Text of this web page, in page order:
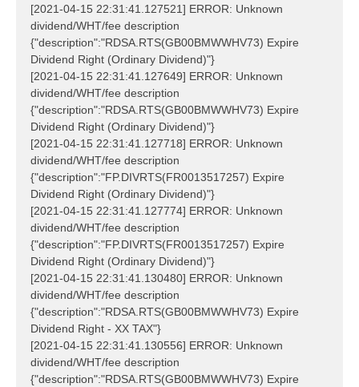
[2021-04-15 22:31:41.127521] ERROR: Unknown
dividend/WHT/fee description
{"description":"RDSA.RTS(GB00BMWWHV73) Expire
Dividend Right (Ordinary Dividend)"}
[2021-04-15 22:31:41.127649] ERROR: Unknown
dividend/WHT/fee description
{"description":"RDSA.RTS(GB00BMWWHV73) Expire
Dividend Right (Ordinary Dividend)"}
[2021-04-15 22:31:41.127718] ERROR: Unknown
dividend/WHT/fee description
{"description":"FP.DIVRTS(FR0013517257) Expire
Dividend Right (Ordinary Dividend)"}
[2021-04-15 22:31:41.127774] ERROR: Unknown
dividend/WHT/fee description
{"description":"FP.DIVRTS(FR0013517257) Expire
Dividend Right (Ordinary Dividend)"}
[2021-04-15 22:31:41.130480] ERROR: Unknown
dividend/WHT/fee description
{"description":"RDSA.RTS(GB00BMWWHV73) Expire
Dividend Right - XX TAX"}
[2021-04-15 22:31:41.130556] ERROR: Unknown
dividend/WHT/fee description
{"description":"RDSA.RTS(GB00BMWWHV73) Expire